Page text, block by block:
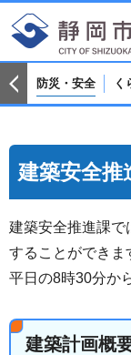
防災・安全 く
建築安全推
建築安全推進課で
することができま
平日の8時30分か
建築計画概